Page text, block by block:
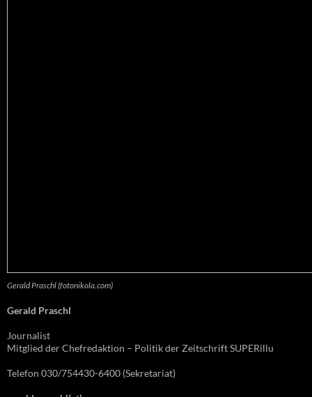
Gerald Praschl (fotonikola.com)
Gerald Praschl
Journalist
Mitglied der Chefredaktion – Politik der Zeitschrift SUPERillu
Telefon 030/754430-6400 (Sekretariat)